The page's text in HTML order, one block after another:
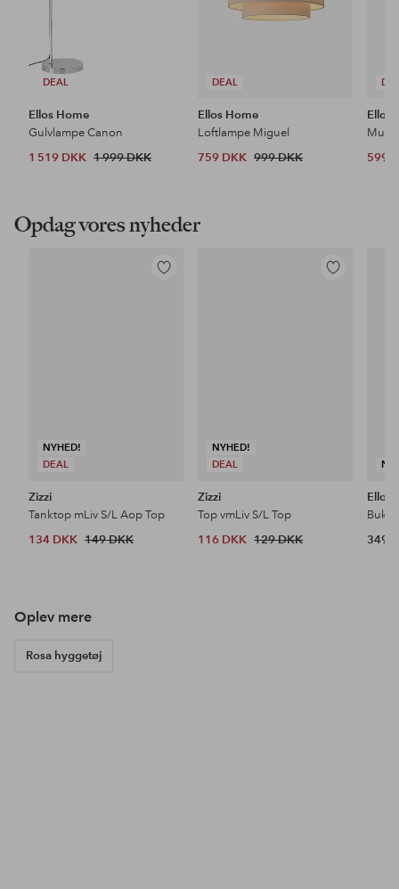
DEAL
Ellos Home
Gulvlampe Canon
1 519 DKK 1 999 DKK
DEAL
Ellos Home
Loftlampe Miguel
759 DKK 999 DKK
Ellos
599
Opdag vores nyheder
NYHED!
DEAL
Tilføj
Zizzi
Tanktop mLiv S/L Aop Top
134 DKK 149 DKK
NYHED!
DEAL
Tilføj
Zizzi
Top vmLiv S/L Top
116 DKK 129 DKK
Ellos
349
Oplev mere
Rosa hyggetøj